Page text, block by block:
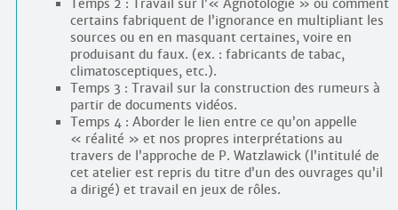
Temps 2 : Travail sur l’« Agnotologie » ou comment
certains fabriquent de l’ignorance en multipliant les
sources ou en en masquant certaines, voire en
produisant du faux. (ex. : fabricants de tabac,
climatosceptiques, etc.).
Temps 3 : Travail sur la construction des rumeurs à
partir de documents vidéos.
Temps 4 : Aborder le lien entre ce qu’on appelle
« réalité » et nos propres interprétations au
travers de l’approche de P. Watzlawick (l’intitulé de
cet atelier est repris du titre d’un des ouvrages qu’il
a dirigé) et travail en jeux de rôles.